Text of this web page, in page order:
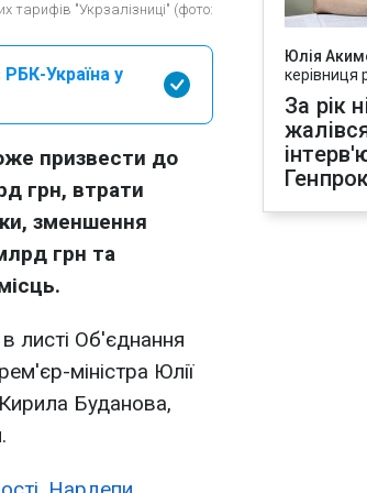
тарифів "Укрзалізниці" (фото:
РБК-Україна у
призвести до
грн, втрати
зменшення
грн та
листі Об'єднання
міністра Юлії
Буданова,
Юлія
керівниця
За рік